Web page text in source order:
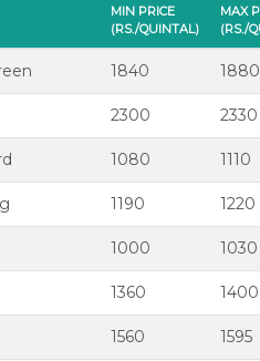
MIN PRICE
(RS./QUINTAL)
MAX
(RS./
1840 1880
2300 2330
1080 1110
1190 1220
1000 1030
1360 1400
1560 1595